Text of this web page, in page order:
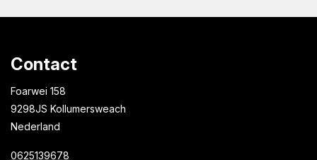
Contact
Foarwei 158
9298JS Kollumersweach
Nederland
0625139678